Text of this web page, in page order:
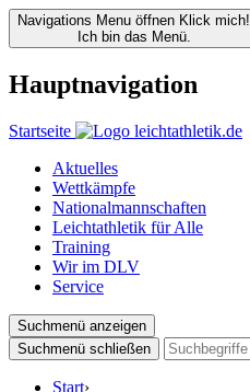
Navigations Menu öffnen Klick mich!
Ich bin das Menü.
Hauptnavigation
Startseite
Aktuelles
Wettkämpfe
Nationalmannschaften
Leichtathletik für Alle
Training
Wir im DLV
Service
Suchmenü anzeigen
Suchmenü schließen
Start›